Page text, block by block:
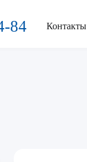
84 Контакты